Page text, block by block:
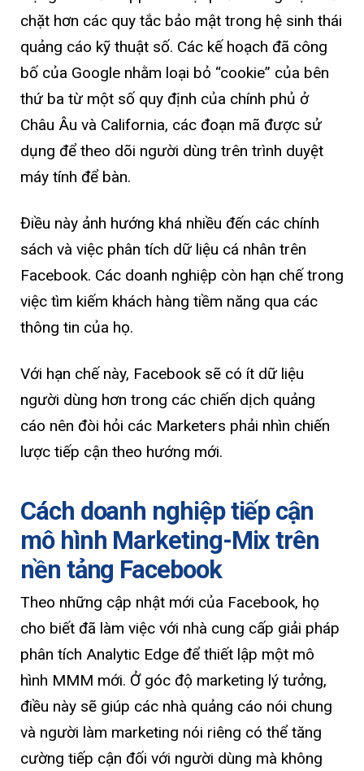
chặt hơn các quy tắc bảo mật trong hệ sinh thái
quảng cáo kỹ thuật số. Các kế hoạch đã công
bố của Google nhằm loại bỏ “cookie” của bên
thứ ba từ một số quy định của chính phủ ở
Châu Âu và California, các đoạn mã được sử
dụng để theo dõi người dùng trên trình duyệt
máy tính để bàn.
Điều này ảnh hướng khá nhiều đến các chính
sách và việc phân tích dữ liệu cá nhân trên
Facebook. Các doanh nghiệp còn hạn chế trong
việc tìm kiếm khách hàng tiềm năng qua các
thông tin của họ.
Với hạn chế này, Facebook sẽ có ít dữ liệu
người dùng hơn trong các chiến dịch quảng
cáo nên đòi hỏi các Marketers phải nhìn chiến
lược tiếp cận theo hướng mới.
Cách doanh nghiệp tiếp cận
mô hình Marketing-Mix trên
nền tảng Facebook
Theo những cập nhật mới của Facebook, họ
cho biết đã làm việc với nhà cung cấp giải pháp
phân tích Analytic Edge để thiết lập một mô
hình MMM mới. Ở góc độ marketing lý tưởng,
điều này sẽ giúp các nhà quảng cáo nói chung
và người làm marketing nói riêng có thể tăng
cường tiếp cận đối với người dùng mà không